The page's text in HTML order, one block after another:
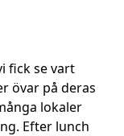
fick se vart
övar på deras
lokaler
Efter lunch